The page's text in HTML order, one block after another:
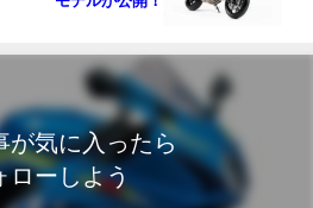
が気に入ったら
ローしよう